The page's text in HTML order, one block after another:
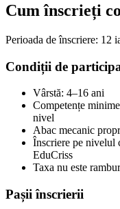
Cum înscrieți
Perioada de înscriere: 12
Condiții de
Vârstă: 4–16 ani
Competențe
nivel
Abac mecanic
Înscriere pe nivelul
EduCriss
Taxa nu este
Pașii înscrierii